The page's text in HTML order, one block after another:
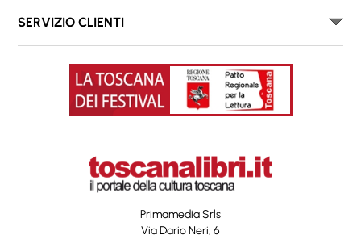
SERVIZIO CLIENTI
Primamedia Srls
Via Dario Neri, 6